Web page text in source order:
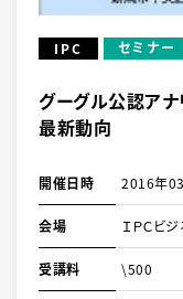
IPC セミナー
グーグル公認アナ
最新動向
開催日時 2016年
会場 ＩＰＣビ
受講料 \500